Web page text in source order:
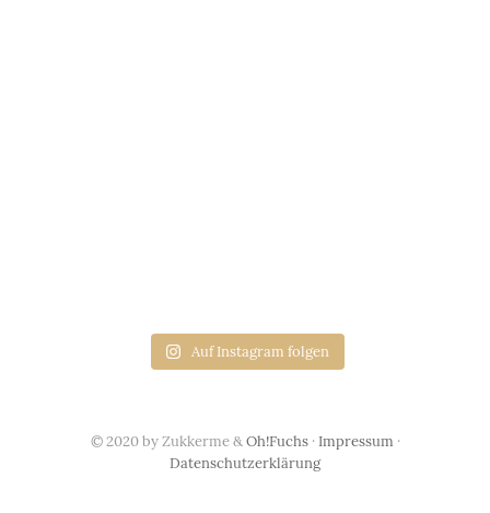
Auf Instagram folgen
© 2020 by Zukkerme &Oh!Fuchs· Impressum ·
Datenschutzerklärung